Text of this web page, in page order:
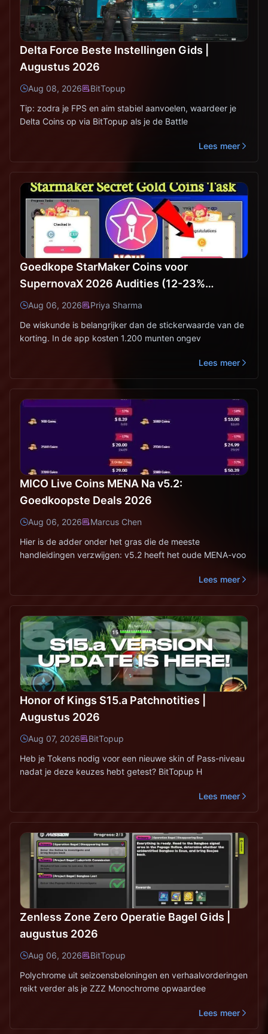
Delta Force Beste Instellingen Gids |
Augustus 2026
Aug 08, 2026
BitTopup
Tip: zodra je FPS en aim stabiel aanvoelen, waardeer je
Delta Coins op via BitTopup als je de Battle
Lees meer
Goedkope StarMaker Coins voor
SupernovaX 2026 Audities (12-23%
Korting)
Aug 06, 2026
Priya Sharma
De wiskunde is belangrijker dan de stickerwaarde van de
korting. In de app kosten 1.200 munten ongev
Lees meer
MICO Live Coins MENA Na v5.2:
Goedkoopste Deals 2026
Aug 06, 2026
Marcus Chen
Hier is de adder onder het gras die de meeste
handleidingen verzwijgen: v5.2 heeft het oude MENA-voo
Lees meer
Honor of Kings S15.a Patchnotities |
Augustus 2026
Aug 07, 2026
BitTopup
Heb je Tokens nodig voor een nieuwe skin of Pass-niveau
nadat je deze keuzes hebt getest? BitTopup H
Lees meer
Zenless Zone Zero Operatie Bagel Gids |
augustus 2026
Aug 06, 2026
BitTopup
Polychrome uit seizoensbeloningen en verhaalvorderingen
reikt verder als je ZZZ Monochrome opwaardee
Lees meer